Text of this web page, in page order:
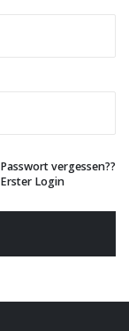
Passwort vergessen??
Erster Login